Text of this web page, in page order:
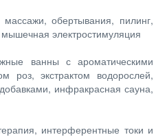
обертывания, пилинг,
электростимуляция
ванны с ароматическими
роз, экстрактом водорослей,
инфракрасная сауна,
интерферентные токи и